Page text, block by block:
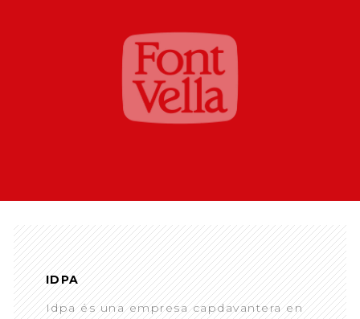
IDPA
Idpa és una empresa capdavantera en